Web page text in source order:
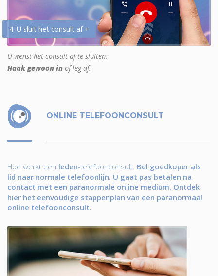
4. U sluit het consult af +
U wenst het consult af te sluiten.
Haak gewoon in of leg af.
ONLINE TELEFOONCONSULT
Hoe werkt een leden-telefoonconsult. Bel goedkoper als
lid naar normale telefoonlijn. U gaat pas betalen na
contact met een paranormale online medium. Ontdek
hier het eenvoudige stappenplan van een paranormaal
online telefoonconsult.